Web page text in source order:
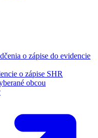
o zápise do evidencie
o zápise SHR
obcou